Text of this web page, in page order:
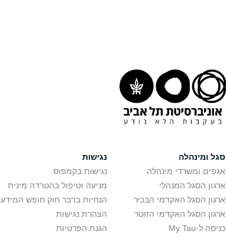
סגל ומינהלה
אגפים ומשרדי מינהלה
ארגון הסגל המנהלי
ארגון הסגל האקדמי הבכיר
ארגון הסגל האקדמי הזוטר
כניסה ל-My Tau
נגישות
נגישות בקמפוס
מניעה וטיפול בהטרדה מינית
הנחיות בדבר חוק חופש המידע
הצהרת נגישות
הגנת הפרטיות